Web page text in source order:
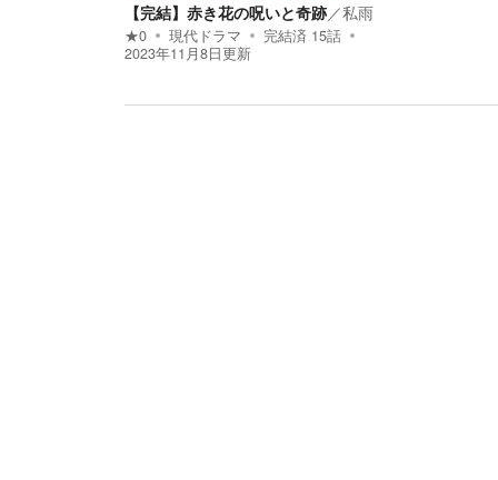
【完結】赤き花の呪いと奇跡／私雨
★0 現代ドラマ 完結済 15話
2023年11月8日更新